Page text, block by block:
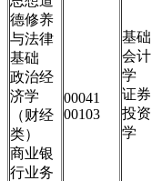
德修养
与法律
基础
政治经
济学
（财经
类）
商业银
行业务
00041
00103
基础
会计
学
证券
投资
学